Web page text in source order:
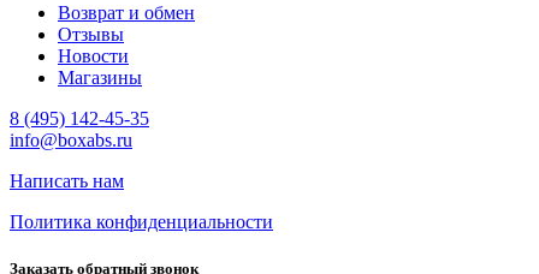
Возврат и обмен
Отзывы
Новости
Магазины
8 (495) 142-45-35
info@boxabs.ru
Написать нам
Политика конфиденциальности
Заказать обратный звонок